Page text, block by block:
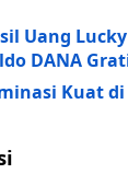
Uang
DANA
Kuat di